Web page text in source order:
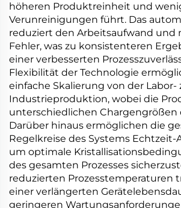
höheren Produktreinheit und
Verunreinigungen führt. Das
reduziert den Arbeitsaufwand und
Fehler, was zu konsistenteren
einer verbesserten
Flexibilität der Technologie
einfache Skalierung von der Labor-
Industrieproduktion, wobei die
unterschiedlichen Chargengrößen
Darüber hinaus ermöglichen die
Regelkreise des Systems Echtzeit-
um optimale
des gesamten Prozesses
reduzierten Prozesstemperaturen
einer verlängerten
geringeren